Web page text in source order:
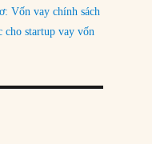
Vốn vay chính sách
cho startup vay vốn